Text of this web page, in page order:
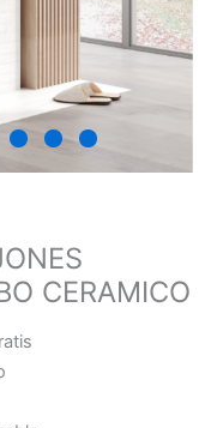
CERAMICO